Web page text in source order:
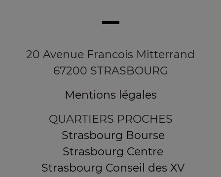
20 Avenue Francois Mitterrand
67200 STRASBOURG
Mentions légales
QUARTIERS PROCHES
Strasbourg Bourse
Strasbourg Centre
Strasbourg Conseil des XV